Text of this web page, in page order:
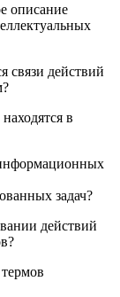
описание
связи действий
в
информационных
задач?
действий